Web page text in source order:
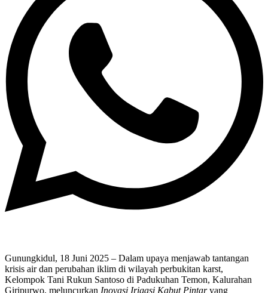
Gunungkidul, 18 Juni 2025 – Dalam upaya menjawab tantangan
krisis air dan perubahan iklim di wilayah perbukitan karst,
Kelompok Tani Rukun Santoso di Padukuhan Temon, Kalurahan
Giripurwo, meluncurkan Inovasi Irigasi Kabut Pintaryang